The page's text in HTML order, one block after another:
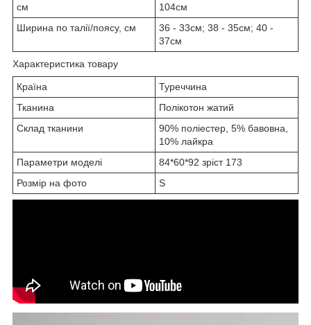
см
104см
Ширина по талії/поясу, см
36 - 33см; 38 - 35см; 40 -
37см
Характеристика товару
Країна
Туреччина
Тканина
Полікотон жатий
Склад тканини
90% поліестер, 5% бавовна,
10% лайкра
Параметри моделі
84*60*92 зріст 173
Розмір на фото
S